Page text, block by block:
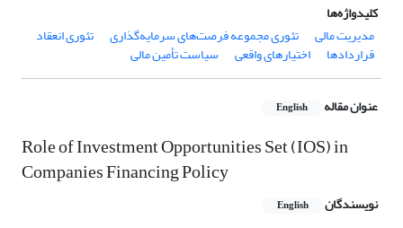
کلیدواژه‌ها
مدیریت مالی
تئوری مجموعه فرصت‌های سرمایه‌گذاری تئوری انعقاد
قراردادها اختیارهای واقعی سیاست تأمین مالی
عنوان مقاله English
Role of Investment Opportunities Set (IOS) in
Companies Financing Policy
نویسندگان English